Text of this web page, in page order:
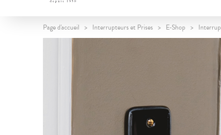
Page d'accueil Interrupteurs et Prises E-Shop